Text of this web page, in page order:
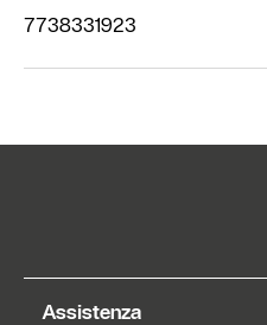
7738331923
Assistenza